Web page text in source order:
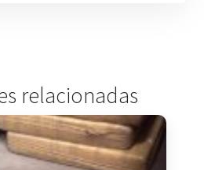
relacionadas